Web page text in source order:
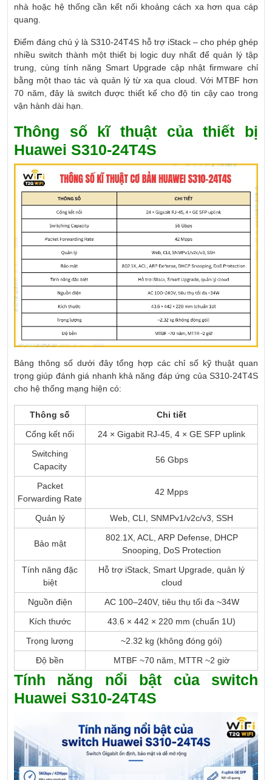
nhà hoặc hệ thống cần kết nối khoảng cách xa hơn qua cáp
quang.
Điểm đáng chú ý là S310-24T4S hỗ trợ iStack – cho phép ghép
nhiều switch thành một thiết bị logic duy nhất để quản lý tập
trung, cùng tính năng Smart Upgrade cập nhật firmware chỉ
bằng một thao tác và quản lý từ xa qua cloud. Với MTBF hơn
70 năm, đây là switch được thiết kế cho độ tin cậy cao trong
vận hành dài hạn.
Thông số kĩ thuật của thiết bị
Huawei S310-24T4S
Bảng thông số dưới đây tổng hợp các chỉ số kỹ thuật quan
trọng giúp đánh giá nhanh khả năng đáp ứng của S310-24T4S
cho hệ thống mạng hiện có:
Thông số
Chi tiết
Cổng kết nối
24 × Gigabit RJ-45, 4 × GE SFP uplink
Switching
Capacity
56 Gbps
Packet
Forwarding Rate
42 Mpps
Quản lý Web, CLI, SNMPv1/v2c/v3, SSH
Bảo mật
802.1X, ACL, ARP Defense, DHCP
Snooping, DoS Protection
Tính năng đặc
biệt
Hỗ trợ iStack, Smart Upgrade, quản lý
cloud
Nguồn điện
AC 100–240V, tiêu thụ tối đa ~34W
Kích thước
43.6 × 442 × 220 mm (chuẩn 1U)
Trọng lượng
~2.32 kg (không đóng gói)
Độ bền
MTBF ~70 năm, MTTR ~2 giờ
Tính năng nổi bật của switch
Huawei S310-24T4S